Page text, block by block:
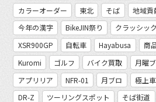
カラーオーダー
東北 そば 地域貢
今年の漢字
BikeJIN祭り クラッシッ
XSR900GP
自転車 Hayabusa 商
Kuromi
ゴルフ バイク買取 月曜
アプリリア
NFR-01 月ブロ 極上車
DR-Z
ツーリングスポット そば街道